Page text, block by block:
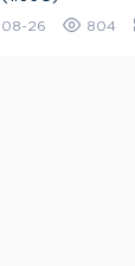
08-26 804